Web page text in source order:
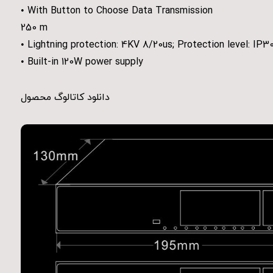
• With Button to Choose Data Transmission
250 m
• Lightning protection: 4KV 8/20us; Protection level:
• Built-in 120W power supply
دانلود کاتالوگ محصول